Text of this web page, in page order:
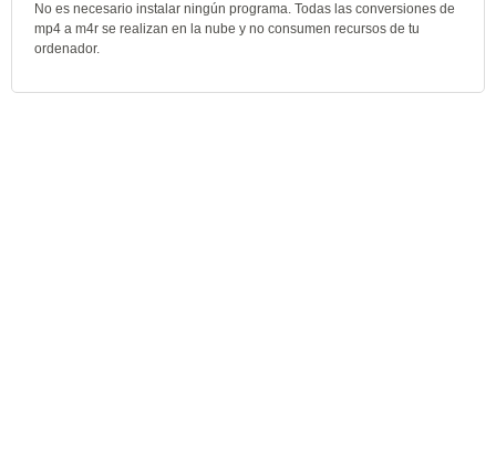
No es necesario instalar ningún programa. Todas las conversiones de
mp4 a m4r se realizan en la nube y no consumen recursos de tu
ordenador.